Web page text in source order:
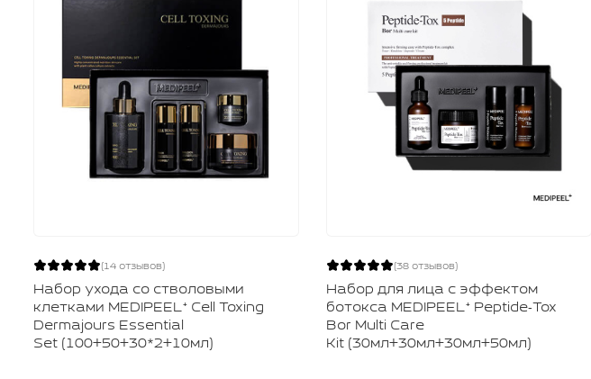
(14 отзывов)
Набор ухода со стволовыми
клетками MEDIPEEL⁺ Cell Toxing
Dermajours Essential
Set (100+50+30*2+10мл)
(38 отзывов)
Набор для лица с эффектом
ботокса MEDIPEEL⁺ Peptide‑Tox
Bor Multi Care
Kit (30мл+30мл+30мл+50мл)